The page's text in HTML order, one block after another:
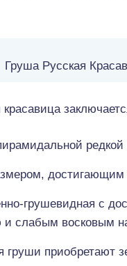
Груша Русская
красавица
достигающим
грушевидная с
и слабым восковым
груши приобретают